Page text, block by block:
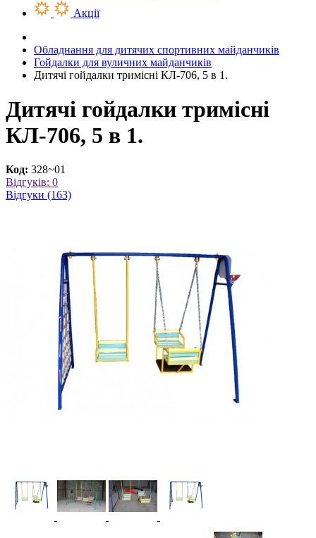
Акції
Обладнання для дитячих спортивних майданчиків
Гойдалки для вуличних майданчиків
Дитячі гойдалки тримісні КЛ-706, 5 в 1.
Дитячі гойдалки тримісні
КЛ-706, 5 в 1.
Код: 328~01
Відгуків: 0
Відгуки (163)